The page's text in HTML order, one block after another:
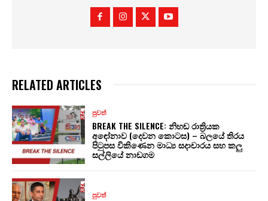
RELATED ARTICLES
පුවත්
BREAK THE SILENCE: නිහඬ රාත්‍රියක
අඳෝනාව (දෙවන කොටස) – බලයේ තිරය
පිටුපස විකිණෙන මාධ්‍ය සදාචාරය සහ කලු
සල්ලියේ නාඩගම
පුවත්